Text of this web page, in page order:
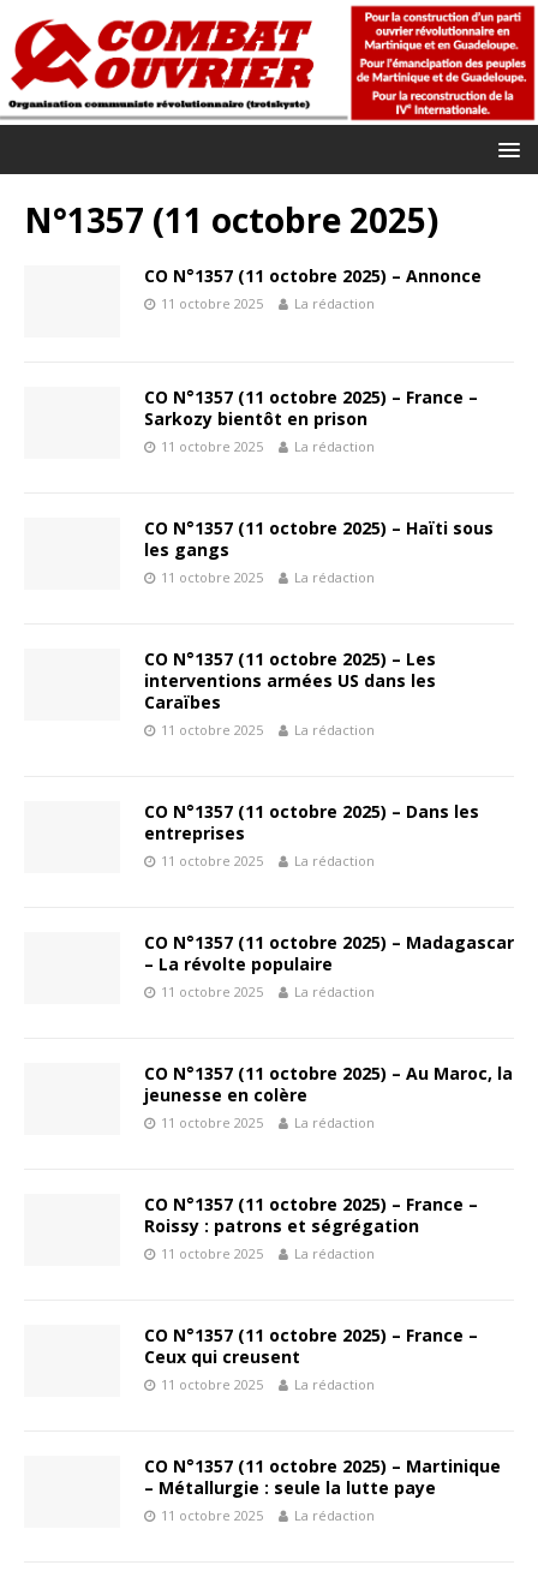
N°1357 (11 octobre 2025)
CO N°1357 (11 octobre 2025) – Annonce
11 octobre 2025 La rédaction
CO N°1357 (11 octobre 2025) – France –
Sarkozy bientôt en prison
11 octobre 2025 La rédaction
CO N°1357 (11 octobre 2025) – Haïti sous
les gangs
11 octobre 2025 La rédaction
CO N°1357 (11 octobre 2025) – Les
interventions armées US dans les
Caraïbes
11 octobre 2025 La rédaction
CO N°1357 (11 octobre 2025) – Dans les
entreprises
11 octobre 2025 La rédaction
CO N°1357 (11 octobre 2025) – Madagascar
– La révolte populaire
11 octobre 2025 La rédaction
CO N°1357 (11 octobre 2025) – Au Maroc, la
jeunesse en colère
11 octobre 2025 La rédaction
CO N°1357 (11 octobre 2025) – France –
Roissy : patrons et ségrégation
11 octobre 2025 La rédaction
CO N°1357 (11 octobre 2025) – France –
Ceux qui creusent
11 octobre 2025 La rédaction
CO N°1357 (11 octobre 2025) – Martinique
– Métallurgie : seule la lutte paye
11 octobre 2025 La rédaction